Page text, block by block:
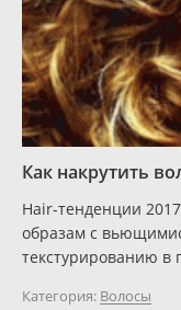
Как накрутить
Hair-тенденции
образам с
текстурированию в
Категория: Волосы